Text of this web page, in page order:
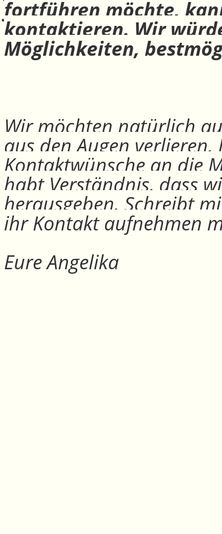
fortführen möchte,
kontaktieren. Wir
Möglichkeiten,
Wir möchten natürlich
aus den Augen
Kontaktwünsche an die
habt Verständnis, dass
herausgeben. Schreibt
ihr Kontakt aufnehmen
Eure Angelika